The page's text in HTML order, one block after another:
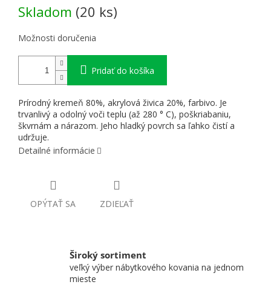
Skladom (20 ks)
Možnosti doručenia
Pridať do košíka
Prírodný kremeň 80%, akrylová živica 20%, farbivo. Je
trvanlivý a odolný voči teplu (až 280 ° C), poškriabaniu,
škvrnám a nárazom. Jeho hladký povrch sa ľahko čistí a
udržuje.
Detailné informácie
OPÝTAŤ SA ZDIEĽAŤ
Široký sortiment
veľký výber nábytkového kovania na jednom
mieste